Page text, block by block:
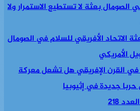
الصومال بعثة لا تستطيع الاستمرار ولا
الاتحاد الأفريقي للسلام في الصومال
الأمريكي
القرن الإفريقي هل تشعل معركة
جديدة في إثيوبيا
218